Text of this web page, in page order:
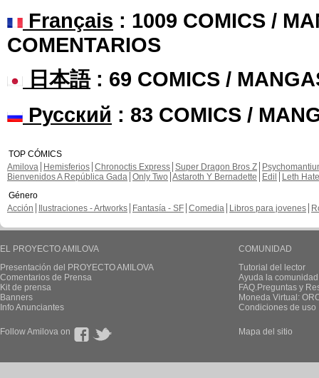
Français : 1009 COMICS /
COMENTARIOS
日本語: 69 COMICS /
Русский : 83 COMICS /
TOP CÓMICS
Amilova
Hemisferios Chronoctis Express Super Dragon Bros Z
Bienvenidos A República Gada Only Two Astaroth Y Bernadette Edil
Leth Hate
Género
Acción
Ilustraciones - Artworks Fantasía - SF Comedia Libros para jovenes
EL PROYECTO AMILOVA
Presentación del PROYECTO AMILOVA
Comentarios de Prensa
Kit de prensa
Banners
Info Anunciantes
COMUNIDAD
Tutorial del lector
Ayuda la
FAQ.Preguntas y
Moneda Virtual:
Condiciones de uso
Follow Amilova on Mapa del sitio